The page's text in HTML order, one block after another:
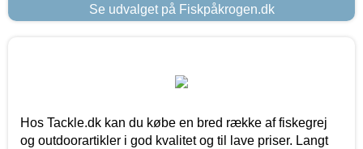
Se udvalget på Fiskpåkrogen.dk
Hos Tackle.dk kan du købe en bred række af fiskegrej
og outdoorartikler i god kvalitet og til lave priser. Langt